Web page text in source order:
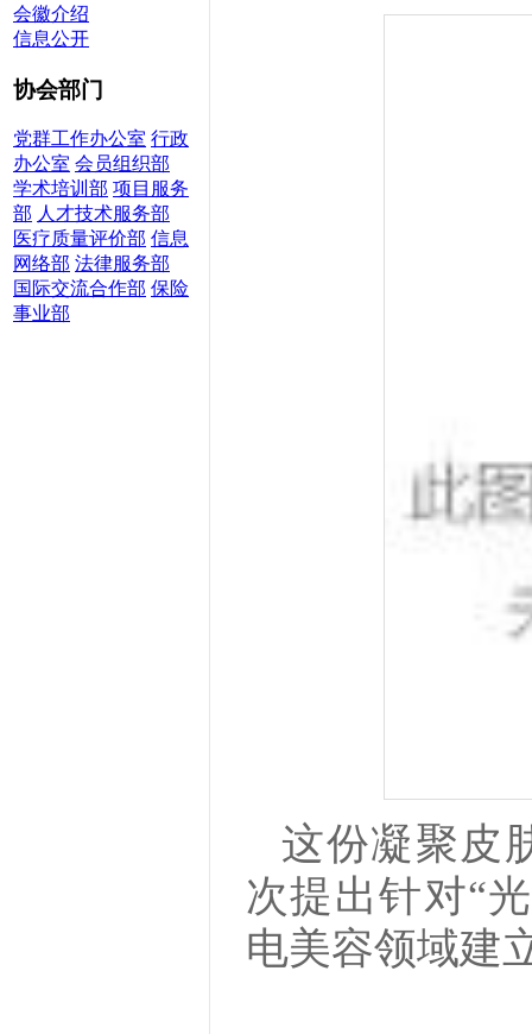
会徽介绍
信息公开
协会部门
党群工作办公室 行政
办公室 会员组织部
学术培训部 项目服务
部 人才技术服务部
医疗质量评价部 信息
网络部 法律服务部
国际交流合作部 保险
事业部
这份凝聚皮
次提出针对“
电美容领域建